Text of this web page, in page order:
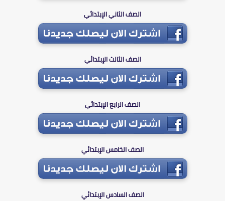
الصف الثاني الإبتدائي
الصف الثالث الإبتدائي
الصف الرابع الإبتدائي
الصف الخامس الإبتدائي
الصف السادس الإبتدائي